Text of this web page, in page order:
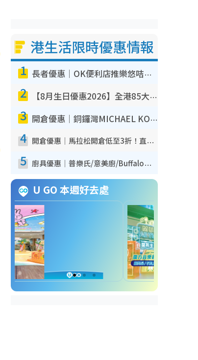
港生活限時優惠情報
1 長者優惠｜OK便利店推樂悠咭優惠！買麵包/牛奶/保健品拍卡即減
2 【8月生日優惠2026】全港85大食買玩著數攻略 自助餐/火鍋放題同行免費＋誠品/DONKI送現金券
3 開倉優惠｜銅鑼灣MICHAEL KORS開倉低至17折！直擊$500起買手袋/銀包/鞋款 必買經典Jet Set系列
4 開倉優惠｜馬拉松開倉低至3折！直擊$99起買adidas／New Balance／Puma鞋款 STANLEY保溫杯劈價至$119起
5 廚具優惠｜普樂氏/意美廚/Buffalo廚具低至3折！$89起買煎鍋／炒鑊／個人鍋 同場小家電激減至$99起
U GO 本週好去處